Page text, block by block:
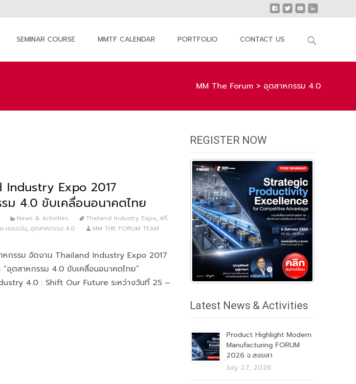
SEMINAR COURSE MMTF CALENDAR PORTFOLIO CONTACT US
Search
MM The Forum > อุตสาหกรรม 4.0
Industry Expo 2017
ม 4.0 ขับเคลื่อนอนาคตไทย
News & Activities Thailand Industry Expo, ฟรี
-เยอรมัน, อุตสาหกรรม 4.0 MM THE FORUM TEAM
หกรรม จัดงาน Thailand Industry Expo 2017
อุตสาหกรรม 4.0 ขับเคลื่อนอนาคตไทย”
4.0 : Shift Our Future ระหว่างวันที่ 25 –
REGISTER NOW
Latest News & Activities
Product Highlight Modern
Manufacturing FORUM
2026 จ.สงขลา
July 27, 2026